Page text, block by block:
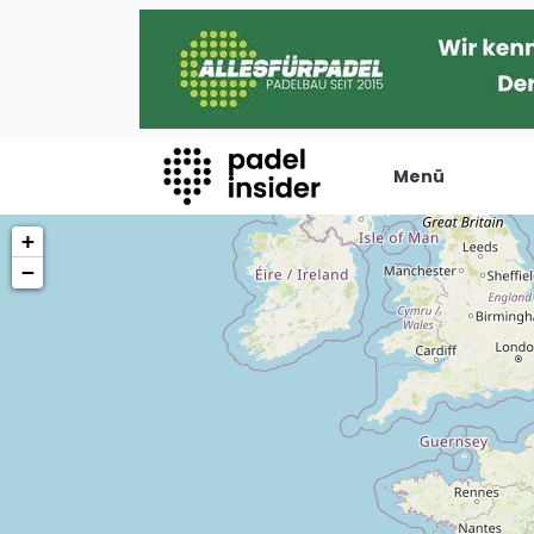
Menü
Padel Insider
Padelstandorte
Organisationen
Turniere
Playtomic
Männer
Frauen
+
−